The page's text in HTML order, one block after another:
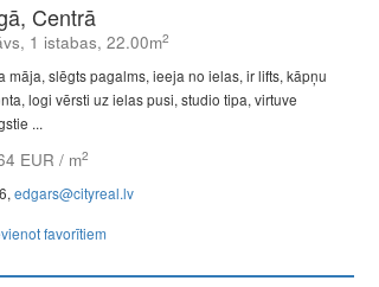
Centrā
1 istabas, 22.00m2
māja, slēgts pagalms, ieeja no ielas, ir lifts, kāpņu
logi vērsti uz ielas pusi, studio tipa, virtuve
...
EUR / m2
edgars@cityreal.lv
favorītiem